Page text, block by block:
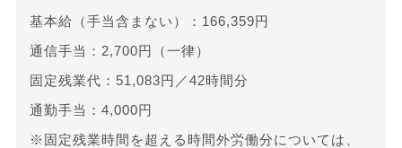
基本給（手当含まない）：166,359円
通信手当：2,700円（一律）
固定残業代：51,083円／42時間分
通勤手当：4,000円
※固定残業時間を超える時間外労働分については、